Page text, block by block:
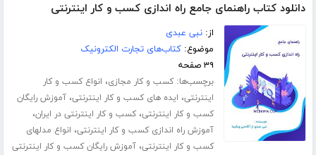
دانلود کتاب راهنمای جامع راه اندازی کسب و کار اینترنتی
از:نبی عبدی
موضوع:کتاب‌های تجارت الکترونیک
۳۹ صفحه
برچسب‌ها:کسب و کار مجازی، انواع کسب و کار
اینترنتی، ایده های کسب و کار اینترنتی،آموزش رایگان
کسب و کار اینترنتی،کسب و کار اینترنتی در ایران،
آموزش راه اندازی کسب و کار اینترنتی، انواع مدلهای
کسب و کار اینترنتی،آموزش رایگان کسب و کار اینترنتی